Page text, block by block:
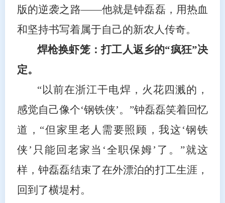
版的逆袭之路——他就是钟磊磊，用热血
和坚持书写着属于自己的新农人传奇。
焊枪换虾笼：打工人返乡的“疯狂”决
定。
“以前在浙江干电焊，火花四溅的，
感觉自己像个‘钢铁侠’。”钟磊磊笑着回忆
道，“但家里老人需要照顾，我这‘钢铁
侠’只能回老家当‘全职保姆’了。”就这
样，钟磊磊结束了在外漂泊的打工生涯，
回到了横堤村。